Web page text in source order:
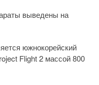
выведены на
южнокорейский
Flight 2 массой 800